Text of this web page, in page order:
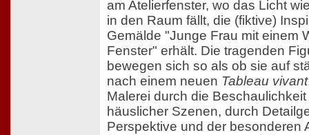
am Atelierfenster, wo das Licht
in den Raum fällt, die (fiktive)
Gemälde "Junge Frau mit einem
Fenster" erhält. Die tragenden
bewegen sich so als ob sie auf
nach einem neuen Tableau vivant
Malerei durch die
häuslicher Szenen, durch
Perspektive und der besonderen